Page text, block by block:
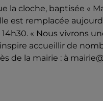
la cloche, baptisée «
est remplacée
« Nous vivrons
accueillir de
la mairie : à